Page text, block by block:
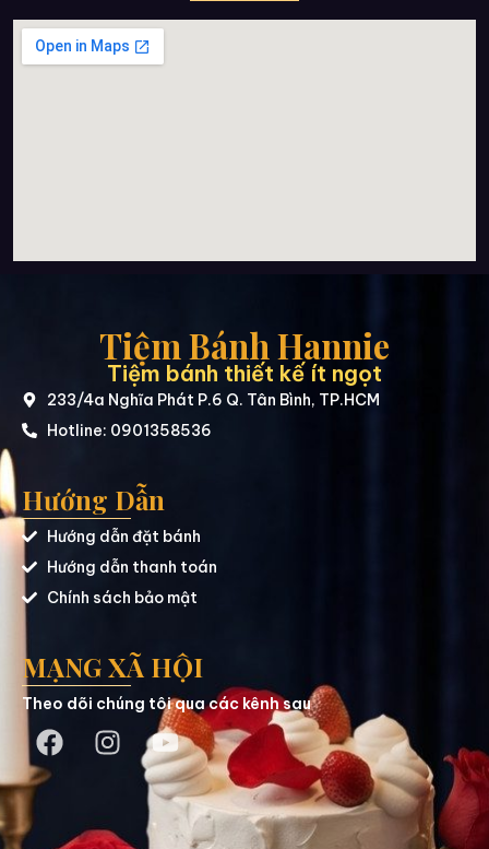
Tiệm Bánh Hannie
Tiệm bánh thiết kế ít ngọt
233/4a Nghĩa Phát P.6 Q. Tân Bình, TP.HCM
Hotline: 0901358536
Hướng Dẫn
Hướng dẫn đặt bánh
Hướng dẫn thanh toán
Chính sách bảo mật
MẠNG XÃ HỘI
Theo dõi chúng tôi qua các kênh sau